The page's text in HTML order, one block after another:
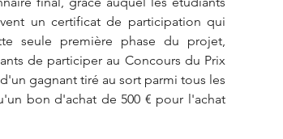
un certificat de participation qui
seule première phase du projet,
de participer au Concours du Prix
gagnant tiré au sort parmi tous les
bon d'achat de 500 € pour l'achat